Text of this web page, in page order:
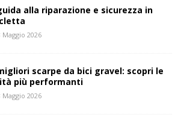
alla riparazione e sicurezza in
Maggio 2026
scarpe da bici gravel: scopri le
più performanti
Maggio 2026